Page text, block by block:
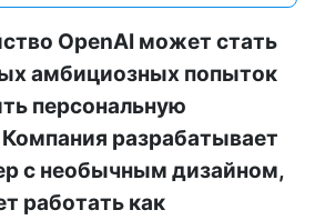
OpenAI может стать
амбициозных попыток
персональную
разрабатывает
с необычным дизайном,
работать как